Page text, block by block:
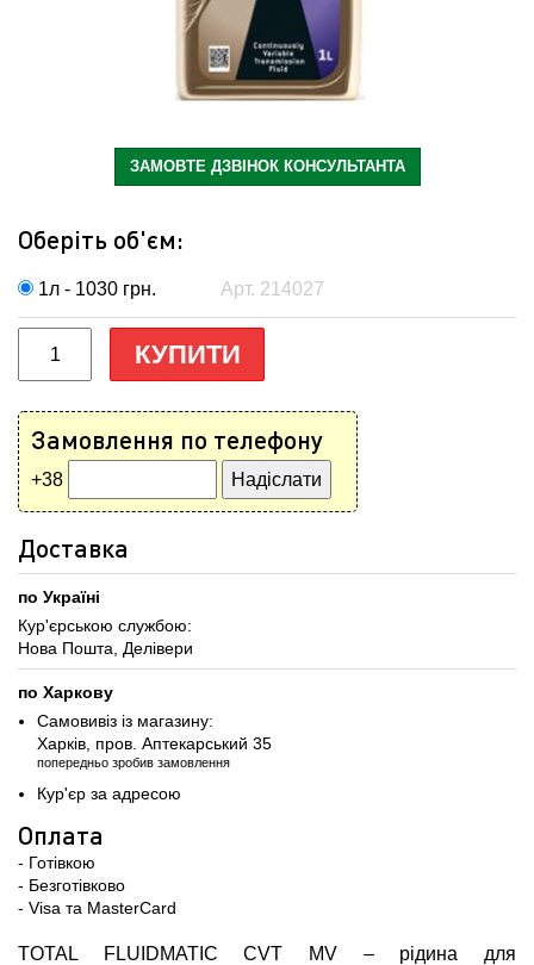
ЗАМОВТЕ ДЗВІНОК КОНСУЛЬТАНТА
Оберіть об'єм:
1л - 1030 грн. Арт. 214027
КУПИТИ
Замовлення по телефону
+38
Доставка
по Україні
Кур'єрською службою:
Нова Пошта, Делівери
по Харкову
Самовивіз із магазину:
Харків, пров. Аптекарський 35
попередньо зробив замовлення
Кур'єр за адресою
Оплата
- Готівкою
- Безготівково
- Visa та MasterCard
TOTAL FLUIDMATIC CVT MV – рідина для